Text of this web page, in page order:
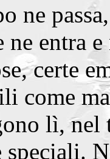
ne
ne entra
certe
come
lì, nel
speciali.